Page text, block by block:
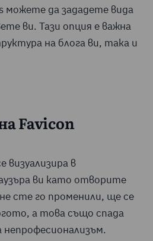
можете да зададете вида
ви. Тази опция е важна
на блога ви, така и
Favicon
визуализира в
ви като отворите
сте го променили, ще се
а това също спада